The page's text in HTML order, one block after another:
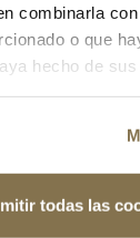
combinarla
o que
hecho de
todas las